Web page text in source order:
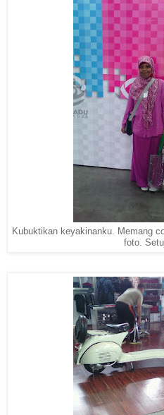
Kubuktikan keyakinanku. Memang
foto.